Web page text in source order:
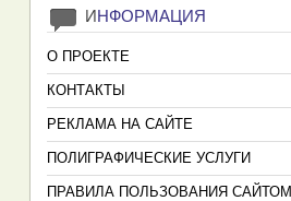
ИНФОРМАЦИЯ
О ПРОЕКТЕ
КОНТАКТЫ
РЕКЛАМА НА САЙТЕ
ПОЛИГРАФИЧЕСКИЕ УСЛУГИ
ПРАВИЛА ПОЛЬЗОВАНИЯ САЙТОМ